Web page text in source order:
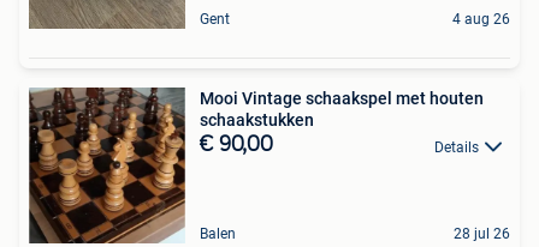
Gent 4 aug 26
Mooi Vintage schaakspel met houten
schaakstukken
€ 90,00 Details
Balen 28 jul 26